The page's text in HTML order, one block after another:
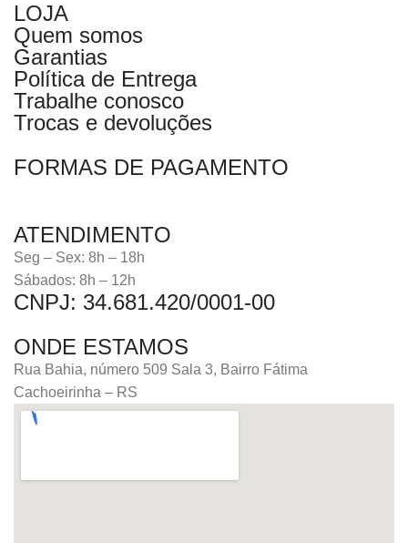
LOJA
Quem somos
Garantias
Política de Entrega
Trabalhe conosco
Trocas e devoluções
FORMAS DE PAGAMENTO
ATENDIMENTO
Seg – Sex: 8h – 18h
Sábados: 8h – 12h
CNPJ: 34.681.420/0001-00
ONDE ESTAMOS
Rua Bahia, número 509 Sala 3, Bairro Fátima
Cachoeirinha – RS